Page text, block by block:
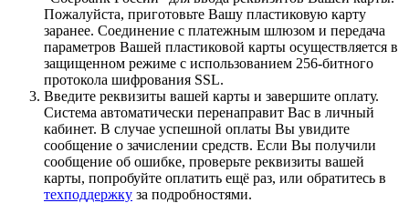
Пожалуйста, приготовьте Вашу пластиковую карту
заранее. Соединение с платежным шлюзом и передача
параметров Вашей пластиковой карты осуществляется в
защищенном режиме с использованием 256-битного
протокола шифрования SSL.
Введите реквизиты вашей карты и завершите оплату.
Система автоматически перенаправит Вас в личный
кабинет. В случае успешной оплаты Вы увидите
сообщение о зачислении средств. Если Вы получили
сообщение об ошибке, проверьте реквизиты вашей
карты, попробуйте оплатить ещё раз, или обратитесь в
техподдержку за подробностями.